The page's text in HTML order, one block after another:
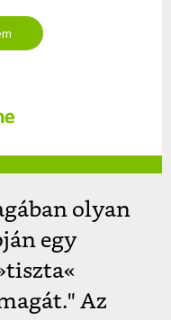
olyan
egy
Az